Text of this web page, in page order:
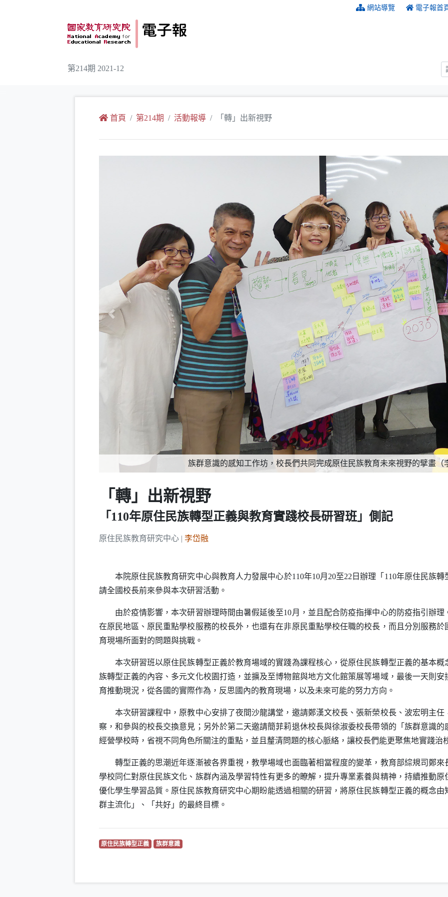
網站導覽 電子報首
第214期 2021-12
首頁 第214期 活動報導 「轉」出新視野
族群意識的感知工作坊，校長們共同完成原住民族教育未來視野的擘畫（
「轉」出新視野
「110年原住民族轉型正義與教育實踐校長研習班」側記
原住民族教育研究中心 | 李岱融
本院原住民族教育研究中心與教育人力發展中心於110年10月20至22日辦理「110年原住民族轉
請全國校長前來參與本次研習活動。
由於疫情影響，本次研習辦理時間由暑假延後至10月，並且配合防疫指揮中心的防疫指引辦理
在原民地區、原民重點學校服務的校長外，也還有在非原民重點學校任職的校長，而且分別服務
育現場所面對的問題與挑戰。
本次研習班以原住民族轉型正義於教育場域的實踐為課程核心，從原住民族轉型正義的基本概
族轉型正義的內容、多元文化校園打造，並擴及至博物館與地方文化館策展等場域，最後一天則
育推動現況，從各國的實際作為，反思國內的教育現場，以及未來可能的努力方向。
本次研習課程中，原教中心安排了夜間沙龍講堂，邀請鄭漢文校長、張新榮校長、波宏明主任
察，和參與的校長交換意見；另外於第二天邀請簡菲莉退休校長與徐淑委校長帶領的「族群意識
經營學校時，省視不同角色所關注的重點，並且釐清問題的核心脈絡，讓校長們能更聚焦地實踐治
轉型正義的思潮近年逐漸被各界重視，教學場域也面臨著相當程度的變革，教育部綜規司鄭來
學校同仁對原住民族文化、族群內涵及學習特性有更多的瞭解，提升專業素養與精神，持續推動
優化學生學習品質。原住民族教育研究中心期盼能透過相關的研習，將原住民族轉型正義的概念
群主流化」、「共好」的最終目標。
原住民族轉型正義（另開新視窗）
族群意識（另開新視窗）